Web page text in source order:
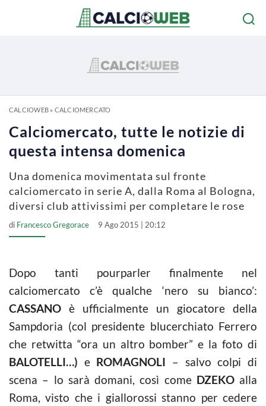
CALCIOWEB» CALCIOMERCATO
Calciomercato, tutte le notizie di
questa intensa domenica
Una domenica movimentata sul fronte
calciomercato in serie A, dalla Roma al Bologna,
diversi club attivissimi per completare le rose
di Francesco Gregorace 9 Ago 2015 | 20:12
Dopo tanti pourparler finalmente nel
calciomercato c’è qualche ‘nero su bianco’:
CASSANO è ufficialmente un giocatore della
Sampdoria (col presidente blucerchiato Ferrero
che retwitta “ora un altro bomber” e la foto di
BALOTELLI…) e ROMAGNOLI – salvo colpi di
scena – lo sarà domani, così come DZEKOalla
Roma, visto che i giallorossi stanno per cedere